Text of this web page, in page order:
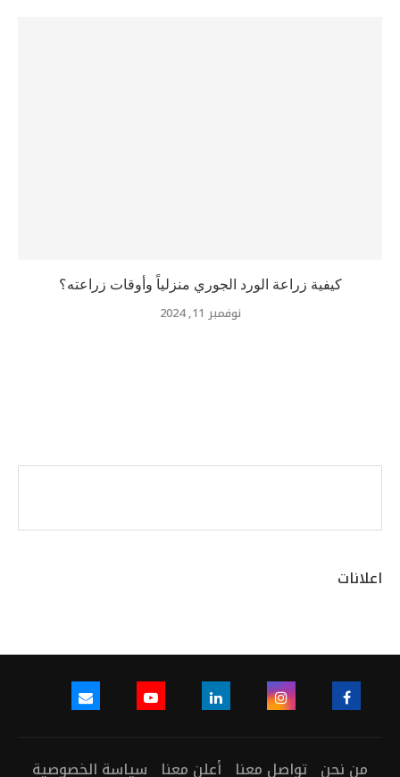
كيفية زراعة الورد الجوري منزلياً وأوقات زراعته؟
نوفمبر 11, 2024
اعلانات
من نحن تواصل معنا أعلن معنا سياسة الخصوصية